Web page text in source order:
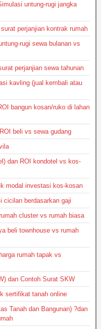
untung-rugi jangka
perjanjian kontrak rumah
rugi sewa bulanan vs
perjanjian sewa tahunan
kavling (jual kembali atau
bangun kosan/ruko di lahan
beli vs sewa gudang
dan ROI kondotel vs kos-
modal investasi kos-kosan
cicilan berdasarkan gaji
cluster vs rumah biasa
beli townhouse vs rumah
rumah tapak vs
dan Contoh Surat SKW
sertifikat tanah online
Tanah dan Bangunan) ?dan